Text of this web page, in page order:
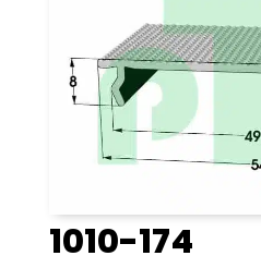
1010-174